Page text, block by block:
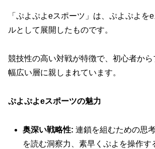
「ぷよぷよeスポーツ」は、ぷよぷよを
ルとして展開したものです。
競技性の高い対戦が特徴で、初心者か
幅広い層に親しまれています。
ぷよぷよeスポーツの魅力
奥深い戦略性: 連鎖を組むための思
を読む洞察力、素早くぷよを操作す